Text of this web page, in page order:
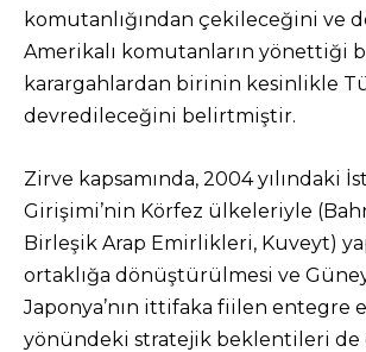
komutanlığından çekileceğini ve
Amerikalı komutanların yönettiği
karargahlardan birinin kesinlikle
devredileceğini belirtmiştir.
Zirve kapsamında, 2004 yılındaki
Girişimi’nin Körfez ülkeleriyle
Birleşik Arap Emirlikleri, Kuveyt)
ortaklığa dönüştürülmesi ve
Japonya’nın ittifaka fiilen entegre
yönündeki stratejik beklentileri